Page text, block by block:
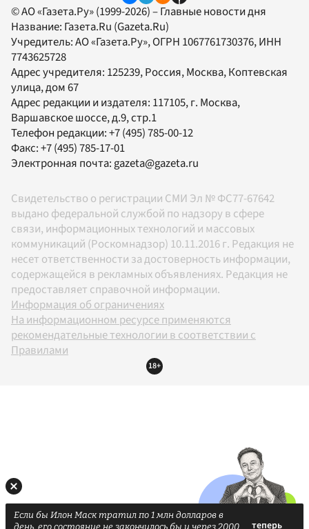
© АО «Газета.Ру» (1999-2026) – Главные новости дня
Название: Газета.Ru (Gazeta.Ru)
Учредитель:АО «Газета.Ру», ОГРН 1067761730376, ИНН
7743625728
Адрес учредителя: 125239, Россия, Москва, Коптевская
улица, дом 67
Адрес редакции и издателя: 117105, г. Москва,
Варшавское шоссе, д.9, стр.1
Телефон редакции:+7 (495) 785-00-12
Факс:+7 (495) 785-17-01
Электронная почта:gazeta@gazeta.ru
Свидетельство о регистрации СМИ Эл № ФС77-67642
выдано федеральной службой по надзору в сфере
связи, информационных технологий и массовых
коммуникаций (Роскомнадзор) 10.11.2016 г. Редакция не
несет ответственности за достоверность информации,
содержащейся в рекламных объявлениях. Редакция не
предоставляет справочной информации.
Информация об ограничениях
На информационном ресурсе применяются
рекомендательные технологии в соответствии с
Правилами
18+
Если бы Илон Маск тратил по 1 млн долларов в
день, его состояние не закончилось бы и через 2000